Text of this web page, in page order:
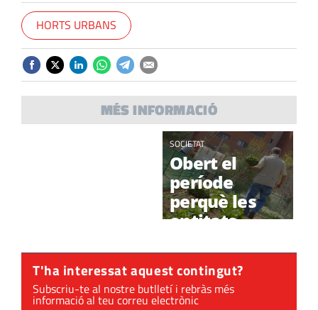
HORTS URBANS
MÉS INFORMACIÓ
innovador i
familiar
SOCIETAT
Obert el
període
perquè les
entitats
sol·licitud per
als horts
urbans
T'ha interessat aquest contingut?
Subscriu-te al nostre butlletí i rebràs més
informació al teu correu electrònic